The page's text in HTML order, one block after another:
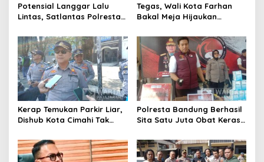
Potensial Langgar Lalu
Lintas, Satlantas Polresta
Motor Berknalpot Brong
Tegas, Wali Kota Farhan
Bakal Meja Hijaukan
Riau
Kerap Temukan Parkir Liar,
Dishub Kota Cimahi Tak
Pembinaan
Polresta Bandung Berhasil
Sita Satu Juta Obat Keras
Kasus Narkoba